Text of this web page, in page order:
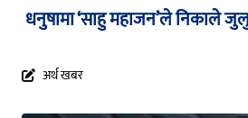
धनुषामा ‘साहु महाजन’ले निकाले
अर्थ खबर